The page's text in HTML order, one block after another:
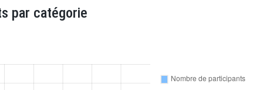
par catégorie